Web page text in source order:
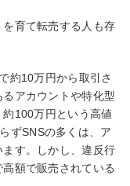
育て転売する人も存
約10万円から取引さ
アカウントや特化型
100万円という高値
ずSNSの多くは、ア
す。しかし、違反行
額で販売されている